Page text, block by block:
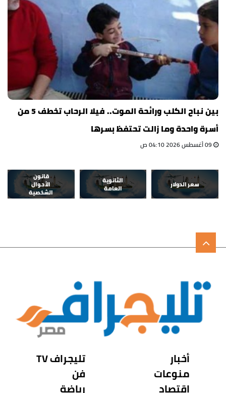
بين نباح الكلب ورائحة الموت.. فيلا الرحاب تخطف 5 من
أسرة واحدة وما زالت تحتفظ بسرها
سعر الدولار
الثانوية
العامة
قانون
الأحوال
الشخصية
أخبار
منوعات
اقتصاد
تليجراف TV
فن
رياضة